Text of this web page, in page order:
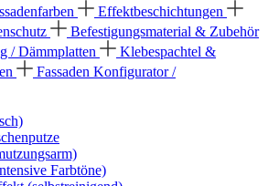
Effektbeschichtungen
Befestigungsmaterial & Zubehör
/ Dämmplatten
Klebespachtel &
Fassaden Konfigurator /
Farbtöne)